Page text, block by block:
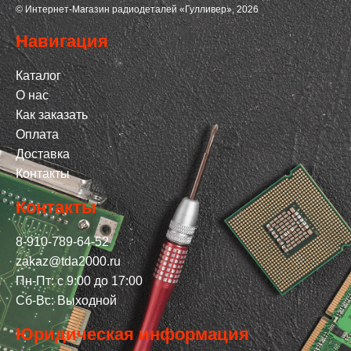
© Интернет-Магазин радиодеталей «Гулливер», 2026
Навигация
Каталог
О нас
Как заказать
Оплата
Доставка
Контакты
Контакты
8-910-789-64-52
zakaz@tda2000.ru
Пн-Пт: с 9:00 до 17:00
Сб-Вс: Выходной
Юридическая информация